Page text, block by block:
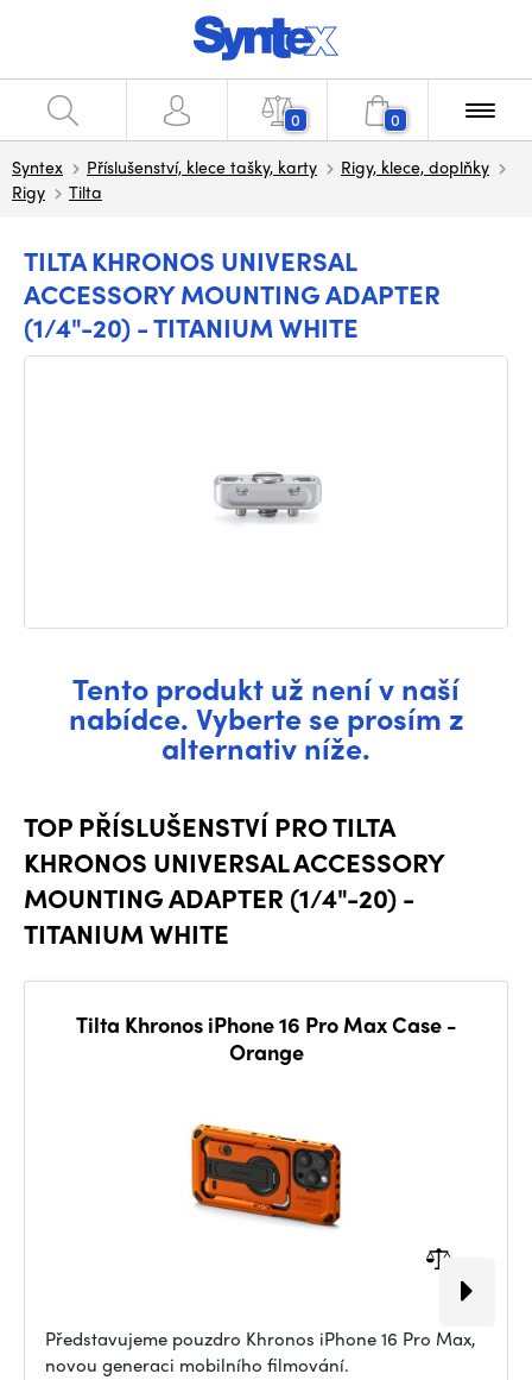
0 0
Syntex Příslušenství, klece tašky, karty
Rigy, klece, doplňky
Rigy
Tilta
TILTA KHRONOS UNIVERSAL
ACCESSORY MOUNTING ADAPTER
(1/4"-20) - TITANIUM WHITE
Tento produkt už není v naší
nabídce. Vyberte se prosím z
alternativ níže.
TOP PŘÍSLUŠENSTVÍ PRO TILTA
KHRONOS UNIVERSAL ACCESSORY
MOUNTING ADAPTER (1/4"-20) -
TITANIUM WHITE
Tilta Khronos iPhone 16 Pro Max Case -
Orange
Představujeme pouzdro Khronos iPhone 16 Pro Max,
novou generaci mobilního filmování.